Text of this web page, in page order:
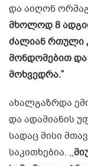
და აიღონ
მხოლოდ 8
ძალიან რთული
მონდომებით და
მოხვედრა.”
ახალგაზრდა
და ადამიანის
სადაც მისი
საკითხებია. ,,